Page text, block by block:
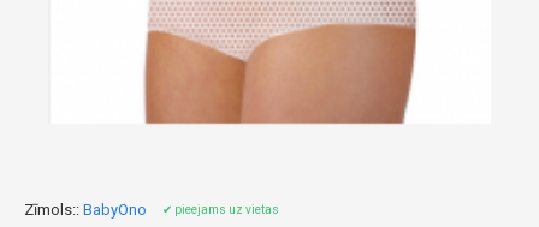
Zīmols:: BabyOno ✔ pieejams uz vietas